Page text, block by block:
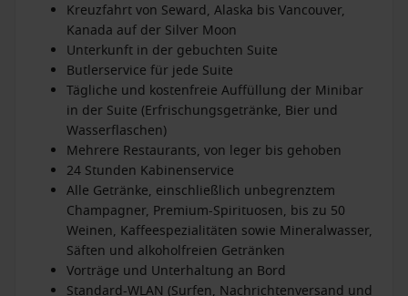
Kreuzfahrt von Seward, Alaska bis Vancouver,
Kanada auf der Silver Moon
Unterkunft in der gebuchten Suite
Butlerservice für jede Suite
Tägliche und kostenfreie Auffüllung der Minibar
in der Suite (Erfrischungsgetränke, Bier und
Wasserflaschen)
Mehrere Restaurants, von leger bis gehoben
24 Stunden Kabinenservice
Alle Getränke, einschließlich unbegrenztem
Champagner, Premium-Spirituosen, bis zu 50
Weinen, Kaffeespezialitäten sowie Mineralwasser,
Säften und alkoholfreien Getränken
Vorträge und Unterhaltung an Bord
Standard-WLAN (Surfen, Nachrichtenversand und